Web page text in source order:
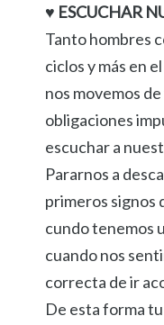
♥ ESCUCHAR
Tanto hombres
ciclos y más en
nos movemos
obligaciones
escuchar a
Pararnos a
primeros signos
cundo tenemos
cuando nos
correcta de ir
De esta forma